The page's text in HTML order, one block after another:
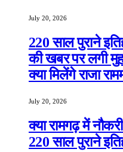
July 20, 2026
220 साल पुराने
की खबर पर लगी
क्या मिलेंगे राजा
July 20, 2026
क्या रामगढ़ में
220 साल पुराने